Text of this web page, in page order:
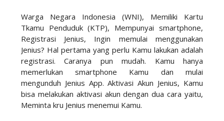
Warga Negara Indonesia (WNI), Memiliki Kartu
Tkamu Penduduk (KTP), Mempunyai smartphone,
Registrasi Jenius, Ingin memulai menggunakan
Jenius? Hal pertama yang perlu Kamu lakukan adalah
registrasi. Caranya pun mudah. Kamu hanya
memerlukan smartphone Kamu dan mulai
mengunduh Jenius App. Aktivasi Akun Jenius, Kamu
bisa melakukan aktivasi akun dengan dua cara yaitu,
Meminta kru Jenius menemui Kamu.